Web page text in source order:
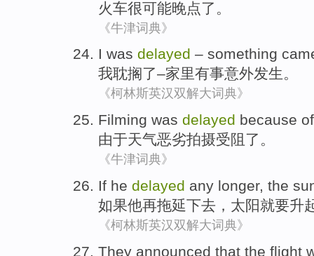
火车很可能晚点了。
《牛津词典》
I was delayed – something
我耽搁了–家里有事意外发生。
《柯林斯英汉双解大词典》
Filming was delayed because
由于天气恶劣拍摄受阻了。
《牛津词典》
If he delayed any longer, the
如果他再拖延下去 ， 太阳就要升
《柯林斯英汉双解大词典》
They announced that the flight